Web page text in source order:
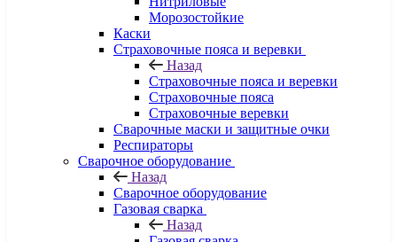
Морозостойкие
Каски
Страховочные пояса и веревки
Назад
Страховочные пояса и веревки
Страховочные пояса
Страховочные веревки
Сварочные маски и защитные очки
Респираторы
Сварочное оборудование
Назад
Сварочное оборудование
Газовая сварка
Назад